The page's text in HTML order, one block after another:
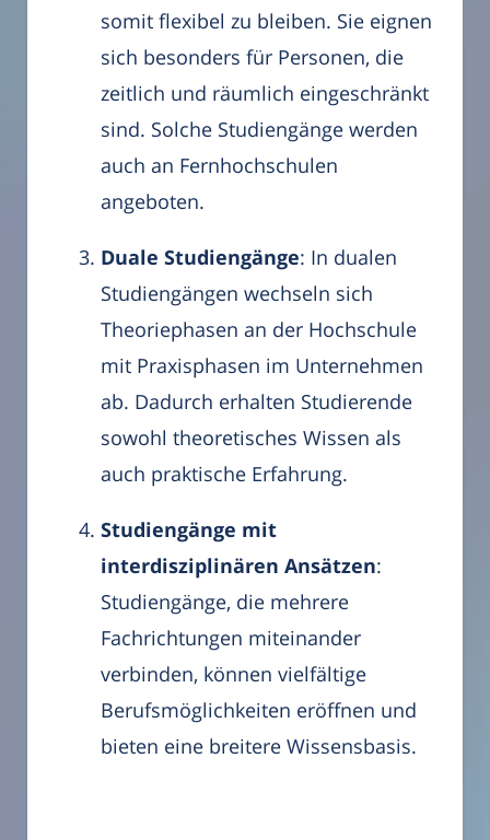
somit flexibel zu bleiben. Sie eignen
sich besonders für Personen, die
zeitlich und räumlich eingeschränkt
sind. Solche Studiengänge werden
auch an Fernhochschulen
angeboten.
Duale Studiengänge: In dualen
Studiengängen wechseln sich
Theoriephasen an der Hochschule
mit Praxisphasen im Unternehmen
ab. Dadurch erhalten Studierende
sowohl theoretisches Wissen als
auch praktische Erfahrung.
Studiengänge mit
interdisziplinären Ansätzen:
Studiengänge, die mehrere
Fachrichtungen miteinander
verbinden, können vielfältige
Berufsmöglichkeiten eröffnen und
bieten eine breitere Wissensbasis.